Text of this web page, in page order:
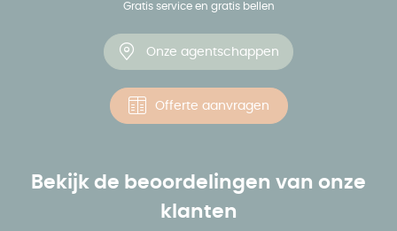
Gratis service en gratis bellen
Onze agentschappen
Offerte aanvragen
Bekijk de beoordelingen van onze
klanten